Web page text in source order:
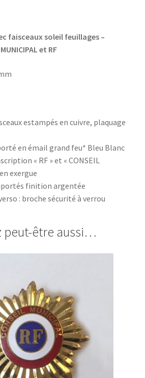
faisceaux soleil feuillages –
et RF
estampés en cuivre, plaquage
en émail grand feu* Bleu Blanc
« RF » et « CONSEIL
exergue
finition argentée
: broche sécurité à verrou
peut-être aussi…